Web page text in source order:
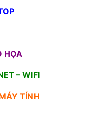
HỌA
– WIFI
TÍNH